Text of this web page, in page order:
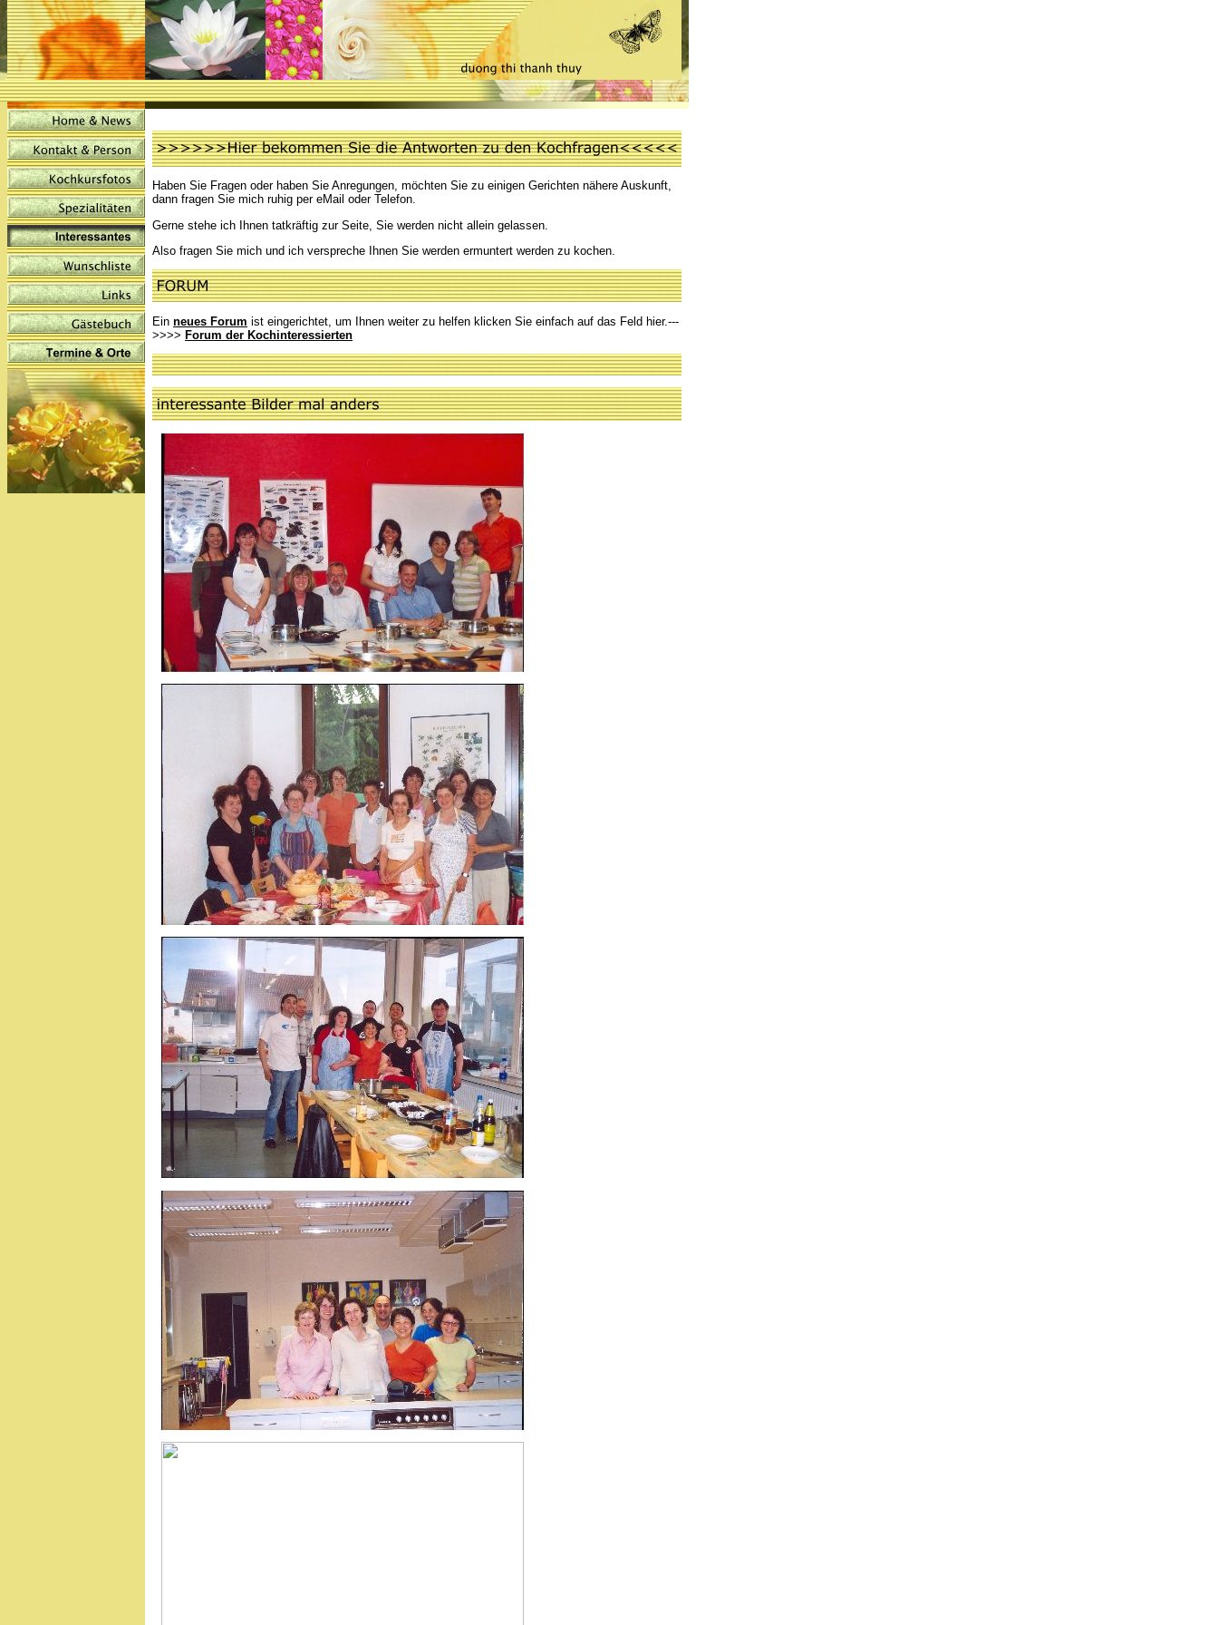
Haben Sie Fragen oder haben Sie Anregungen, möchten Sie zu einigen Gerichten nähere Auskunft,
dann fragen Sie mich ruhig per eMail oder Telefon.
Gerne stehe ich Ihnen tatkräftig zur Seite, Sie werden nicht allein gelassen.
Also fragen Sie mich und ich verspreche Ihnen Sie werden ermuntert werden zu kochen.
Ein neues Forum ist eingerichtet, um Ihnen weiter zu helfen klicken Sie einfach auf das Feld hier.---
>>>> Forum der Kochinteressierten